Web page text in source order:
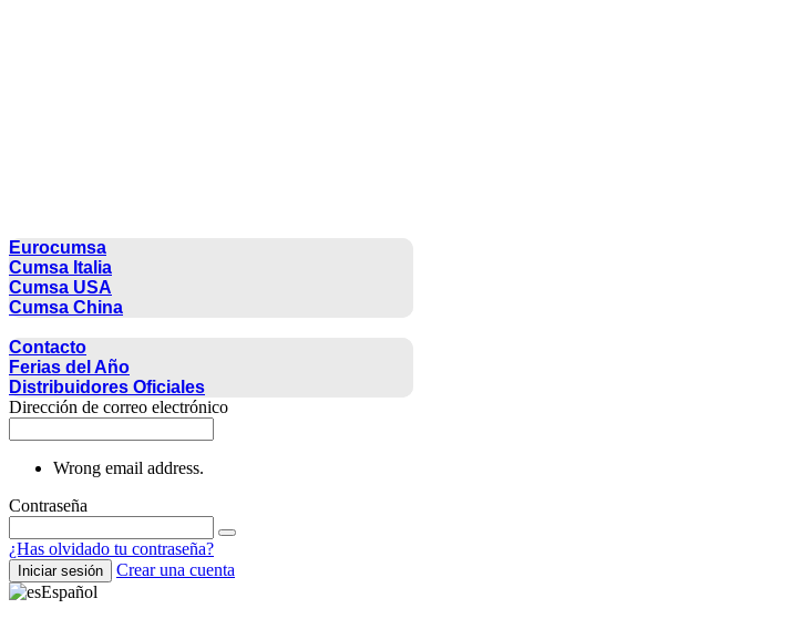
Eurocumsa
Cumsa Italia
Cumsa USA
Cumsa China
Contacto
Ferias del Año
Distribuidores Oficiales
Dirección de correo electrónico
Wrong email address.
Contraseña
¿Has olvidado tu contraseña?
Iniciar sesión
Crear una cuenta
Español